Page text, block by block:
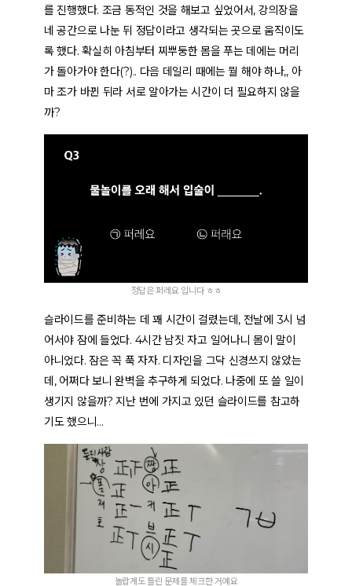
를 진행했다. 조금 동적인 것을 해보고 싶었어서, 강의장을
네 공간으로 나눈 뒤 정답이라고 생각되는 곳으로 움직이도
록 했다. 확실히 아침부터 찌뿌둥한 몸을 푸는 데에는 머리
가 돌아가야 한다(?).. 다음 데일리 때에는 뭘 해야 하나,, 아
마 조가 바뀐 뒤라 서로 알아가는 시간이 더 필요하지 않을
까?
정답은 퍼레요 입니다 ㅎㅎ
슬라이드를 준비하는 데 꽤 시간이 걸렸는데, 전날에 3시 넘
어서야 잠에 들었다. 4시간 남짓 자고 일어나니 몸이 말이
아니었다. 잠은 꼭 푹 자자. 디자인을 그닥 신경쓰지 않았는
데, 어쩌다 보니 완벽을 추구하게 되었다. 나중에 또 쓸 일이
생기지 않을까? 지난 번에 가지고 있던 슬라이드를 참고하
기도 했으니…
놀랍게도 틀린 문제를 체크한 거예요